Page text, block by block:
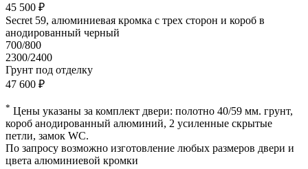
45 500 ₽
Secret 59, алюминиевая кромка с трех сторон и короб в
анодированный черный
700/800
2300/2400
Грунт под отделку
47 600 ₽
* Цены указаны за комплект двери: полотно 40/59 мм. грунт,
короб анодированный алюминий, 2 усиленные скрытые
петли, замок WC.
По запросу возможно изготовление любых размеров двери и
цвета алюминиевой кромки